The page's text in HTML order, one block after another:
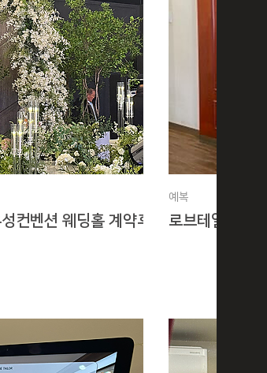
컨벤션 웨딩홀 계약후기
예복
로브테일러 수